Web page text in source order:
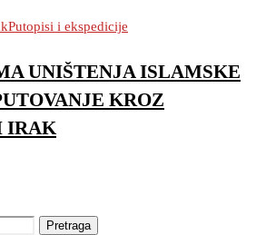
Putopisi i ekspedicije
UNIŠTENJA ISLAMSKE
KROZ
IRAK